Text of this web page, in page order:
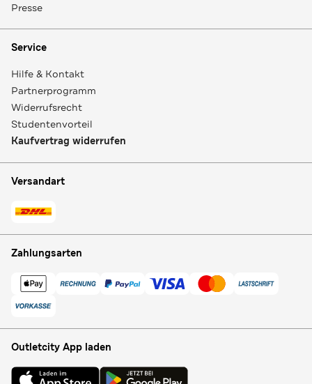
Presse
Service
Hilfe & Kontakt
Partnerprogramm
Widerrufsrecht
Studentenvorteil
Kaufvertrag widerrufen
Versandart
Zahlungsarten
Outletcity App laden